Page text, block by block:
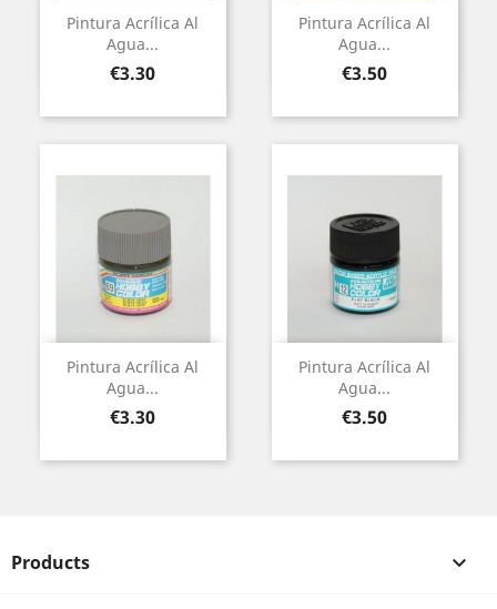
Pintura Acrílica Al
Agua...
Price
€3.30
Pintura Acrílica Al
Agua...
Price
€3.50
Pintura Acrílica Al
Agua...
Price
€3.30
Pintura Acrílica Al
Agua...
Price
€3.50
Products 